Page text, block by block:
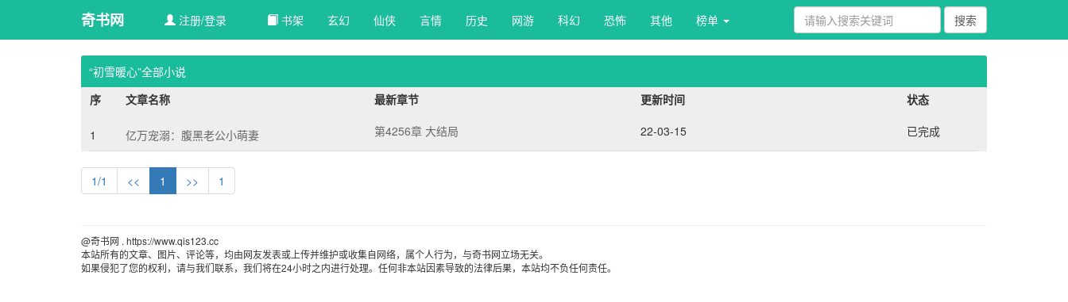
奇书网 注册/登录 书架 玄幻 仙侠 言情 历史 网游 科幻 恐怖 其他 榜单
“初雪暖心”全部小说
序
文章名称 最新章节 更新时间 状态
1 亿万宠溺：腹黑老公小萌妻 第4256章 大结局 22-03-15 已完成
1/1 << 1 >> 1
@奇书网 . https://www.qis123.cc
本站所有的文章、图片、评论等，均由网友发表或上传并维护或收集自网络，属个人行为，与奇书网立场无关。
如果侵犯了您的权利，请与我们联系，我们将在24小时之内进行处理。任何非本站因素导致的法律后果，本站均不负任何责任。